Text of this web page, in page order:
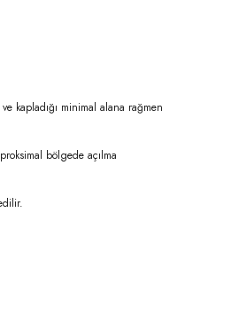
kapladığı minimal alana rağmen
bölgede açılma